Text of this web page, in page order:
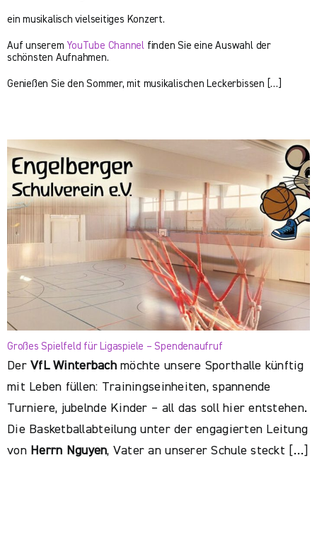
ein musikalisch vielseitiges Konzert.
Auf unserem YouTube Channel finden Sie eine Auswahl der
schönsten Aufnahmen.
Genießen Sie den Sommer, mit musikalischen Leckerbissen […]
Großes Spielfeld für Ligaspiele – Spendenaufruf
DerVfL Winterbachmöchte unsere Sporthalle künftig
mit Leben füllen: Trainingseinheiten, spannende
Turniere, jubelnde Kinder – all das soll hier entstehen.
Die Basketballabteilung unter der engagierten Leitung
von Herrn Nguyen, Vater an unserer Schule steckt […]